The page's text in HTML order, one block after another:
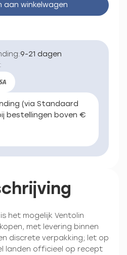
aan winkelwagen
9-21 dagen
(via Standaard
bestellingen boven €
het mogelijk Ventolin
met levering binnen
discrete verpakking; let op
landen officieel op recept